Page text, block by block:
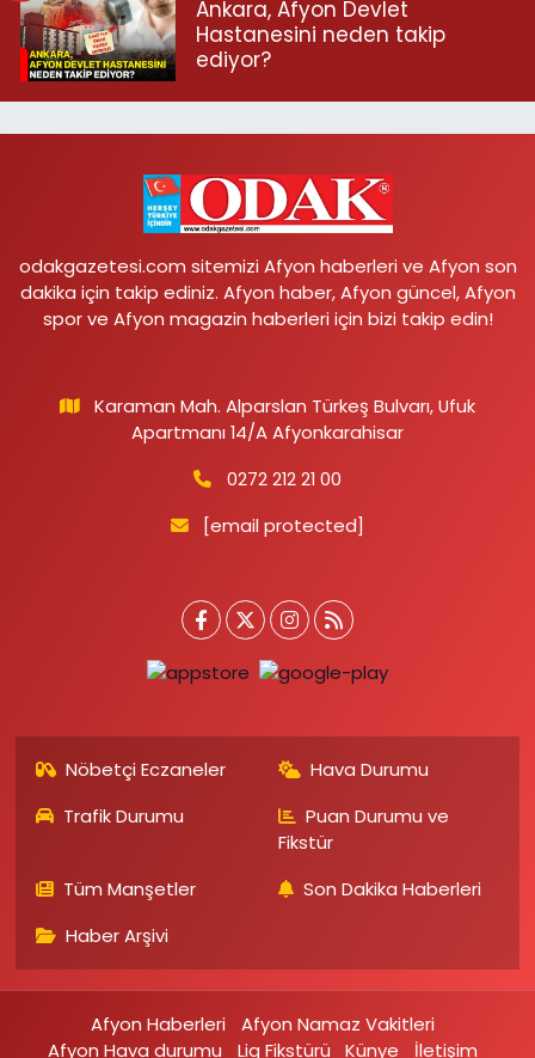
Ankara, Afyon Devlet
Hastanesini neden takip
ediyor?
odakgazetesi.com sitemizi Afyon haberleri ve Afyon son
dakika için takip ediniz. Afyon haber, Afyon güncel, Afyon
spor ve Afyon magazin haberleri için bizi takip edin!
Karaman Mah. Alparslan Türkeş Bulvarı, Ufuk
Apartmanı 14/A Afyonkarahisar
0272 212 21 00
[email protected]
Nöbetçi Eczaneler
Hava Durumu
Trafik Durumu
Puan Durumu ve
Fikstür
Tüm Manşetler
Son Dakika Haberleri
Haber Arşivi
Afyon Haberleri
Afyon Namaz Vakitleri
Afyon Hava durumu
Lig Fikstürü Künye İletişim